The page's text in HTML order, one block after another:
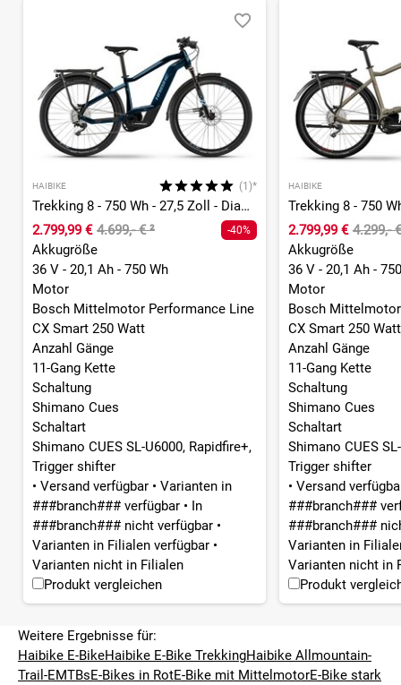
HAIBIKE (1)*
Trekking 8 - 750 Wh - 27,5 Zoll - Diamant
2.799,99 € 4.699,- €² -40%
Akkugröße
36 V - 20,1 Ah - 750 Wh
Motor
Bosch Mittelmotor Performance Line
CX Smart 250 Watt
Anzahl Gänge
11-Gang Kette
Schaltung
Shimano Cues
Schaltart
Shimano CUES SL-U6000, Rapidfire+,
Trigger shifter
• Versand verfügbar • Varianten in
###branch### verfügbar • In
###branch### nicht verfügbar •
Varianten in Filialen verfügbar •
Varianten nicht in Filialen
Produkt vergleichen
HAIBIKE
2.799,99 € 4.299,-
Akkugröße
36 V - 20,1 Ah -
Motor
Bosch
CX Smart 250 Watt
Anzahl Gänge
11-Gang Kette
Schaltung
Shimano Cues
Schaltart
Shimano CUES
Trigger shifter
• Versand
###branch###
###branch###
Varianten in
Varianten nicht in
Produkt
Weitere Ergebnisse für:
Haibike E-BikeHaibike E-Bike TrekkingHaibike Allmountain-
Trail-EMTBsE-Bikes in RotE-Bike mit MittelmotorE-Bike stark